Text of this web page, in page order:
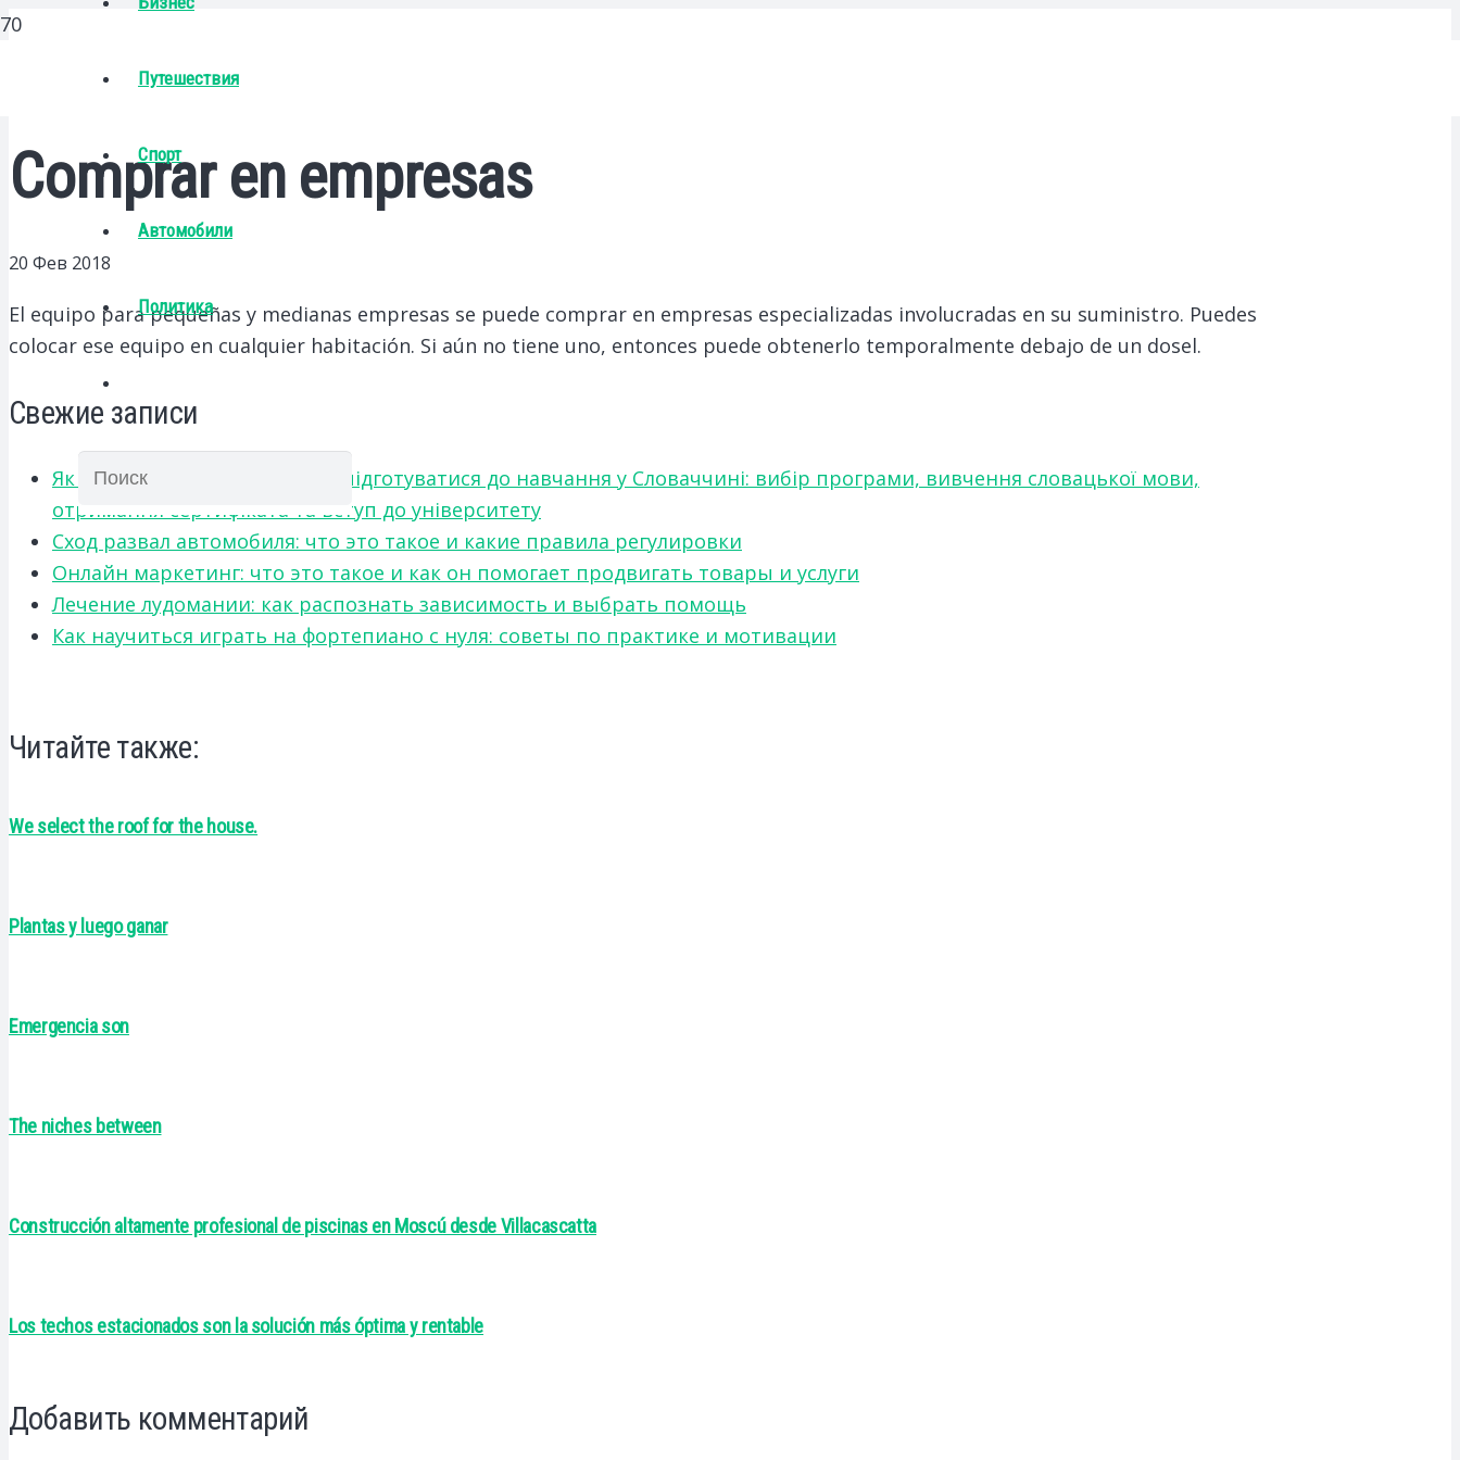
Путешествия
Спорт
Автомобили
Политика
Comprar en empresas
20 Фев 2018
El equipo para pequeñas y medianas empresas se puede comprar en empresas especializadas involucradas en su suministro. Puedes
colocar ese equipo en cualquier habitación. Si aún no tiene uno, entonces puede obtenerlo temporalmente debajo de un dosel.
Свежие записи
Як українським абітурієнтам підготуватися до навчання у Словаччині: вибір програми, вивчення словацької мови,
отримання сертифіката та вступ до університету
Сход развал автомобиля: что это такое и какие правила регулировки
Онлайн маркетинг: что это такое и как он помогает продвигать товары и услуги
Лечение лудомании: как распознать зависимость и выбрать помощь
Как научиться играть на фортепиано с нуля: советы по практике и мотивации
Читайте также:
We select the roof for the house.
Plantas y luego ganar
Emergencia son
The niches between
Construcción altamente profesional de piscinas en Moscú desde Villacascatta
Los techos estacionados son la solución más óptima y rentable
Добавить комментарий